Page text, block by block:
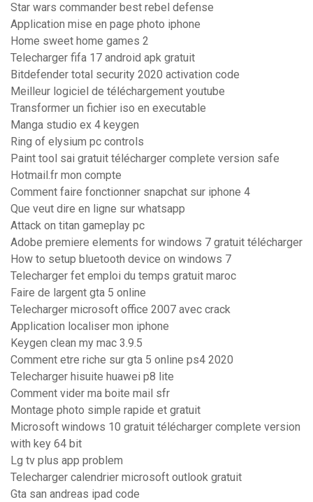
Star wars commander best rebel defense
Application mise en page photo iphone
Home sweet home games 2
Telecharger fifa 17 android apk gratuit
Bitdefender total security 2020 activation code
Meilleur logiciel de téléchargement youtube
Transformer un fichier iso en executable
Manga studio ex 4 keygen
Ring of elysium pc controls
Paint tool sai gratuit télécharger complete version safe
Hotmail.fr mon compte
Comment faire fonctionner snapchat sur iphone 4
Que veut dire en ligne sur whatsapp
Attack on titan gameplay pc
Adobe premiere elements for windows 7 gratuit télécharger
How to setup bluetooth device on windows 7
Telecharger fet emploi du temps gratuit maroc
Faire de largent gta 5 online
Telecharger microsoft office 2007 avec crack
Application localiser mon iphone
Keygen clean my mac 3.9.5
Comment etre riche sur gta 5 online ps4 2020
Telecharger hisuite huawei p8 lite
Comment vider ma boite mail sfr
Montage photo simple rapide et gratuit
Microsoft windows 10 gratuit télécharger complete version
with key 64 bit
Lg tv plus app problem
Telecharger calendrier microsoft outlook gratuit
Gta san andreas ipad code